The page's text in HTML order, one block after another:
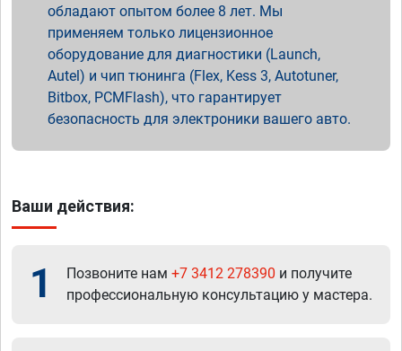
обладают опытом более 8 лет. Мы
применяем только лицензионное
оборудование для диагностики (Launch,
Autel) и чип тюнинга (Flex, Kess 3, Autotuner,
Bitbox, PCMFlash), что гарантирует
безопасность для электроники вашего авто.
Ваши действия:
1 Позвоните нам +7 3412 278390 и получите
профессиональную консультацию у мастера.